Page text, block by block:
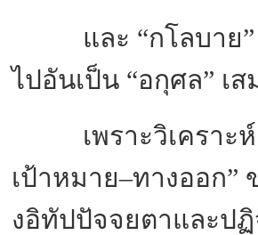
และ “กโลบาย”
ไปอันเป็น “อกุศล” เ
เพราะวิเคราะห์ด้
เป้าหมาย–ทางออก
งอิทัปปัจจยตาและป